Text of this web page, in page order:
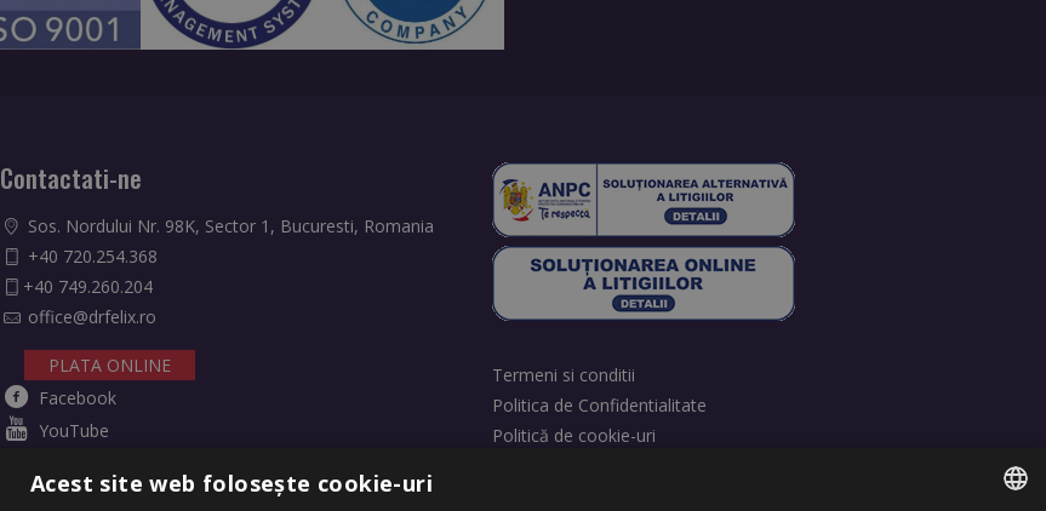
Contactati-ne
Sos. Nordului Nr. 98K, Sector 1, Bucuresti, Romania
+40 720.254.368
+40 749.260.204
office@drfelix.ro
PLATA ONLINE
Facebook
YouTube
Termeni si conditii
Politica de Confidentialitate
Politică de cookie-uri
Acest site web folosește cookie-uri